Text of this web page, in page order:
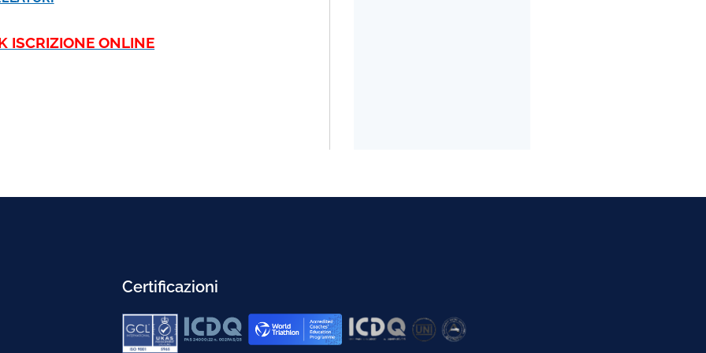
ISCRIZIONE ONLINE
Certificazioni